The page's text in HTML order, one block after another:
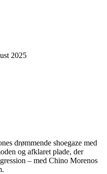
2025
drømmende shoegaze med
og afklaret plade, der
– med Chino Morenos